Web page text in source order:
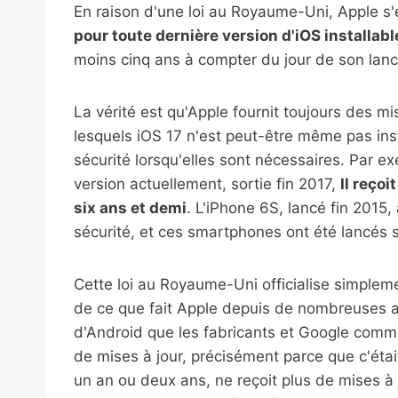
En raison d'une loi au Royaume-Uni, Apple
pour toute dernière version d'iOS
moins cinq ans à compter du jour de son
La vérité est qu'Apple fournit toujours des
lesquels iOS 17 n'est peut-être même pas
sécurité lorsqu'elles sont nécessaires. Par
version actuellement, sortie fin 2017, Il
six ans et demi. L'iPhone 6S, lancé fin
sécurité, et ces smartphones ont été lancés
Cette loi au Royaume-Uni officialise
de ce que fait Apple depuis de nombreuses
d'Android que les fabricants et Google
de mises à jour, précisément parce que
un an ou deux ans, ne reçoit plus de mises